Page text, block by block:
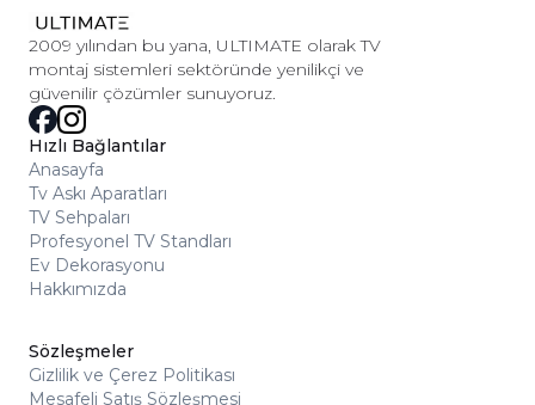
2009 yılından bu yana, ULTIMATE olarak TV
montaj sistemleri sektöründe yenilikçi ve
güvenilir çözümler sunuyoruz.
Hızlı Bağlantılar
Anasayfa
Tv Askı Aparatları
TV Sehpaları
Profesyonel TV Standları
Ev Dekorasyonu
Hakkımızda
Sözleşmeler
Gizlilik ve Çerez Politikası
Mesafeli Satış Sözleşmesi